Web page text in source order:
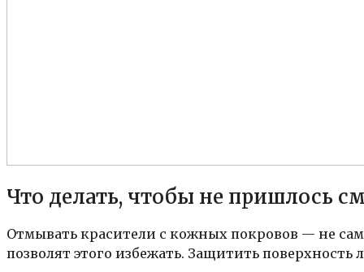
Что делать, чтобы не пришлось
Отмывать красители с кожных покровов — не
позволят этого избежать. Защитить